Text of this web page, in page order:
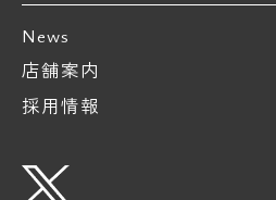
News
店舗案内
採用情報